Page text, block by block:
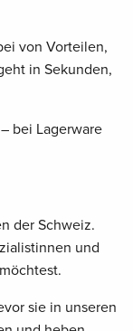
von Vorteilen,
in Sekunden,
bei Lagerware
der Schweiz.
und
sie in unseren